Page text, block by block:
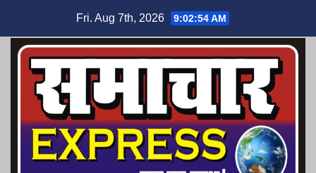
content
Fri. Aug 7th, 2026 9:02:55 AM